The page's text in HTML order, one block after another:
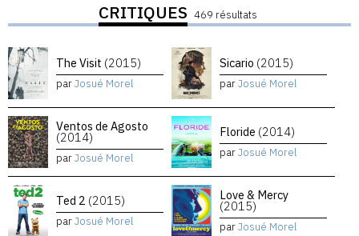
CRITIQUES 469 résultats
The Visit (2015)
parJosué Morel
Sicario (2015)
parJosué Morel
Ventos de Agosto
(2014)
parJosué Morel
Floride (2014)
parJosué Morel
Ted 2 (2015)
parJosué Morel
Love & Mercy
(2015)
parJosué Morel